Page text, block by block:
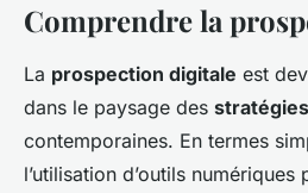
Comprendre la
La prospection digitale est
dans le paysage des
contemporaines. En termes
l’utilisation d’outils